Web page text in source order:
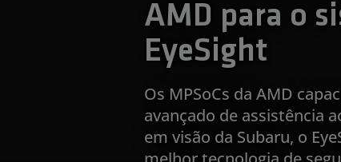
AMD para o
EyeSight
Os MPSoCs da AMD
avançado de assistência
em visão da Subaru, o